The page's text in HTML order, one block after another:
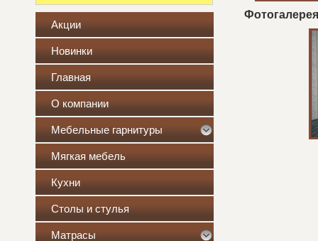
Акции
Новинки
Главная
О компании
Мебельные гарнитуры
Мягкая мебель
Кухни
Столы и стулья
Матрасы